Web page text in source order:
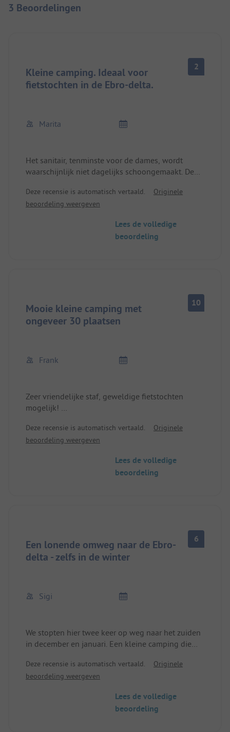
3 Beoordelingen
Kleine camping. Ideaal voor
fietstochten in de Ebro-delta.
2
Marita
Het sanitair, tenminste voor de dames, wordt
waarschijnlijk niet dagelijks schoongemaakt. De
temperatuur verandert voortdurend.
Het restaurant maakt erg lekkere rijstpannen die
vanaf 2 pers. Per persoon 24.50 EUR
De prijs voor de overnachting met de camper is ca.
Deze recensie is automatisch vertaald.
Originele
beoordeling weergeven
Lees de volledige
beoordeling
Mooie kleine camping met
ongeveer 30 plaatsen
10
Frank
Zeer vriendelijke staf, geweldige fietstochten
mogelijk!
Absoluut geweldige keuken!
We zullen terugkomen.
Deze recensie is automatisch vertaald.
Originele
beoordeling weergeven
Lees de volledige
beoordeling
Een lonende omweg naar de Ebro-
delta - zelfs in de winter
6
Sigi
We stopten hier twee keer op weg naar het zuiden
in december en januari. Een kleine camping die
ongeveer 20 staanplaatsen en een aantal
gedeelde accommodaties. In de winter is het een
met zijn moeraslanden en vele vogels te
bezoeken. Het is essentieel om via "Sant Carles de
Deze recensie is automatisch vertaald.
Originele
beoordeling weergeven
Lees de volledige
beoordeling